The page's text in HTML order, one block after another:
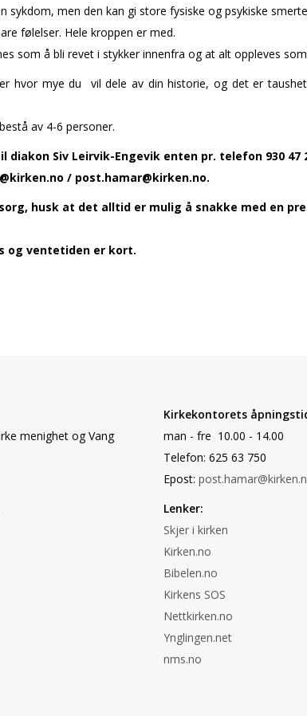
sykdom, men den kan gi store fysiske og psykiske
følelser. Hele kroppen er med.
som å bli revet i stykker innenfra og at alt oppleves
hvor mye du vil dele av din historie, og det er
av 4-6 personer.
diakon Siv Leirvik-Engevik enten pr. telefon 930 47
/ post.hamar@kirken.no.
husk at det alltid er mulig å snakke med en
og ventetiden er kort.
menighet og Vang
Kirkekontorets
man - fre 10.00 - 14.00
Telefon: 625 63 750
Epost:
Lenker:
Skjer i kirken
Kirken.no
Bibelen.no
Kirkens SOS
Nettkirken.no
Ynglingen.net
nms.no